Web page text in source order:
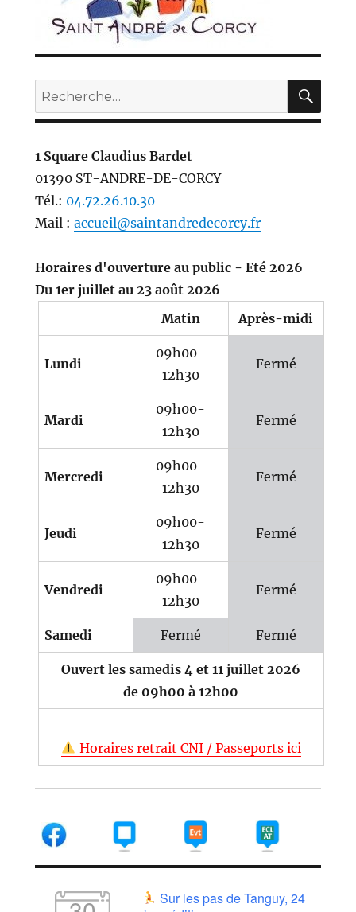
Recherche
pour :
1 Square Claudius Bardet
01390 ST-ANDRE-DE-CORCY
Tél.: 04.72.26.10.30
Mail : accueil@saintandredecorcy.fr
Horaires d'ouverture au public - Eté 2026
Du 1er juillet au 23 août 2026
Matin
Après-midi
Lundi
09h00-
12h30
Fermé
Mardi
09h00-
12h30
Fermé
Mercredi
09h00-
12h30
Fermé
Jeudi
09h00-
12h30
Fermé
Vendredi
09h00-
12h30
Fermé
Samedi Fermé Fermé
Ouvert les samedis 4 et 11 juillet 2026
de 09h00 à 12h00
Horaires retrait CNI / Passeports ici
Sur les pas de Tanguy, 24